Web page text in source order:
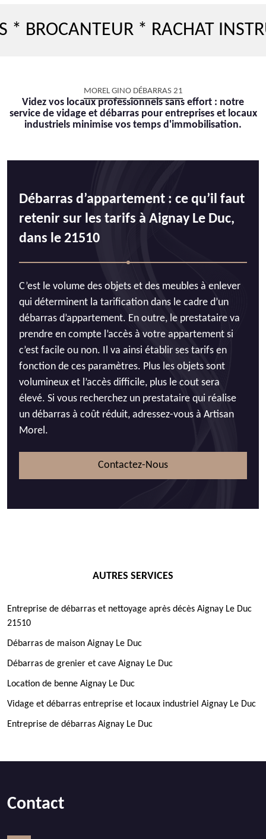
* RACHAT
MOREL GINO DÉBARRAS 21
Videz vos locaux professionnels sans effort : notre
service de vidage et débarras pour entreprises et locaux
industriels minimise vos temps d'immobilisation.
Débarras d’appartement : ce qu’il faut
retenir sur les tarifs à Aignay Le Duc,
dans le 21510
C’est le volume des objets et des meubles à enlever
qui déterminent la tarification dans le cadre d’un
débarras d’appartement. En outre, le prestataire va
prendre en compte l’accès à votre appartement si
c’est facile ou non. Il va ainsi établir ses tarifs en
fonction de ces paramètres. Plus les objets sont
volumineux et l’accès difficile, plus le cout sera
élevé. Si vous recherchez un prestataire qui réalise
un débarras à coût réduit, adressez-vous à Artisan
Morel.
Contactez-Nous
AUTRES SERVICES
Entreprise de débarras et nettoyage après décès Aignay Le Duc
21510
Débarras de maison Aignay Le Duc
Débarras de grenier et cave Aignay Le Duc
Location de benne Aignay Le Duc
Vidage et débarras entreprise et locaux industriel Aignay Le Duc
Entreprise de débarras Aignay Le Duc
Contact